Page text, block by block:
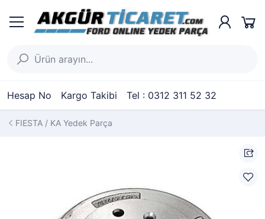
Hesap No Kargo Takibi Tel : 0312 311 52 32
FIESTA / KA Yedek Parça